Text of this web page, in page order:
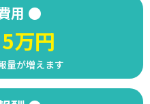
用 ●
万円
量が増えます